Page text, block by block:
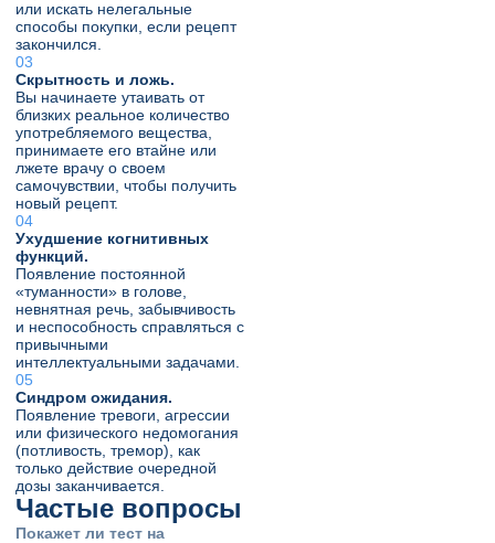
или искать нелегальные
способы покупки, если рецепт
закончился.
Скрытность и ложь.
Вы начинаете утаивать от
близких реальное количество
употребляемого вещества,
принимаете его втайне или
лжете врачу о своем
самочувствии, чтобы получить
новый рецепт.
Ухудшение когнитивных
функций.
Появление постоянной
«туманности» в голове,
невнятная речь, забывчивость
и неспособность справляться с
привычными
интеллектуальными задачами.
Синдром ожидания.
Появление тревоги, агрессии
или физического недомогания
(потливость, тремор), как
только действие очередной
дозы заканчивается.
Частые вопросы
Покажет ли тест на